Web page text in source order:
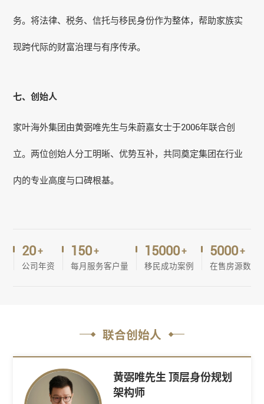
务。将法律、税务、信托与移民身份作为整体，帮助家族实
现跨代际的财富治理与有序传承。
七、创始人
家叶海外集团由黄弼唯先生与朱蔚嘉女士于2006年联合创
立。两位创始人分工明晰、优势互补，共同奠定集团在行业
内的专业高度与口碑根基。
20+
公司年资
150+
每月服务客户量
15000+
移民成功案例
5000+
在售房源数
联合创始人
黄弼唯先生 顶层身份规划
架构师